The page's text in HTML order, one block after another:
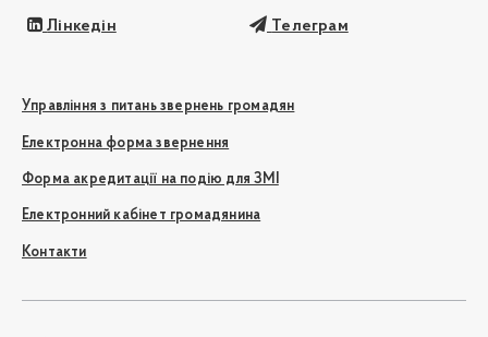
Лінкедін Телеграм
Управління з питань звернень громадян
Електронна форма звернення
Форма акредитації на подію для ЗМІ
Електронний кабінет громадянина
Контакти